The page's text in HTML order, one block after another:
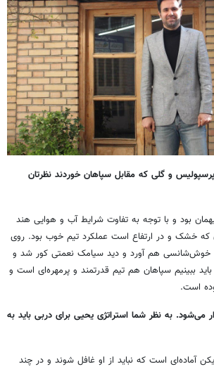
و گلی که مقابل سپاهان خوردند نظرتان
بود و با توجه به تفاوت شرایط آب و هوایی هند
خشک و در ارتفاع است عملکرد تیم خوب بود. روی
خوش‌شانسی هم آورد و دید سیامک نعمتی کور شد و
ببینیم سپاهان هم تیم قدرتمند و پرمهره‌ای است و
است.
می‌شود. به نظر شما استراتژی یحیی برای دربی باید به
آماده‌ای است که نباید از او غافل شوند و در چند